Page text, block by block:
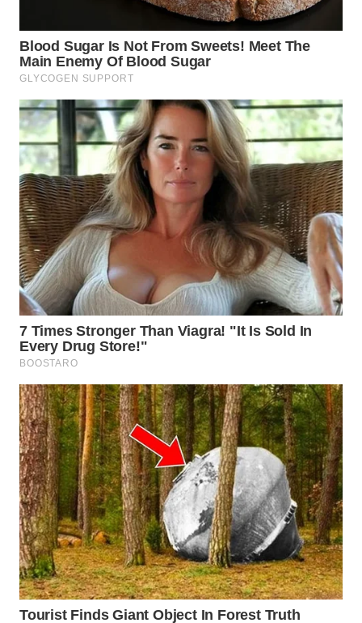
WN
SOLO
WN
BOROBUDUR
WN
MADURA
WN
SURABAYA
WN
NATUNA
WN
WN
MANDALIKA
WN
LIKUPANG
WN
LABUANBAJO
WN
BORNEO